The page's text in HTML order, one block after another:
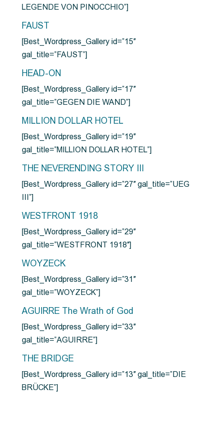
LEGENDE VON PINOCCHIO”]
FAUST
[Best_Wordpress_Gallery id=”15″
gal_title=”FAUST”]
HEAD-ON
[Best_Wordpress_Gallery id=”17″
gal_title=”GEGEN DIE WAND”]
MILLION DOLLAR HOTEL
[Best_Wordpress_Gallery id=”19″
gal_title=”MILLION DOLLAR HOTEL”]
THE NEVERENDING STORY III
[Best_Wordpress_Gallery id=”27″ gal_title=”UEG
III”]
WESTFRONT 1918
[Best_Wordpress_Gallery id=”29″
gal_title=”WESTFRONT 1918″]
WOYZECK
[Best_Wordpress_Gallery id=”31″
gal_title=”WOYZECK”]
AGUIRRE The Wrath of God
[Best_Wordpress_Gallery id=”33″
gal_title=”AGUIRRE”]
THE BRIDGE
[Best_Wordpress_Gallery id=”13″ gal_title=”DIE
BRÜCKE”]